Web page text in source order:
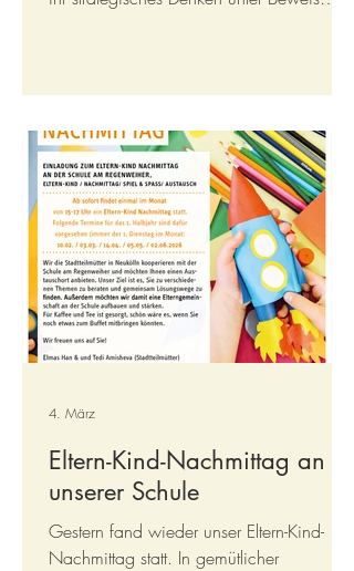
durchgeführt. Anschließend bastelten die
Kinder ein Osterkörbchen für die
Ostereiersuche am Donnerstag. Der Tag
war geprägt von Bewegung und
kreativem Arbeiten. Mittwoch: Am
Mittwoch bemalten die Kinder gemeinsam
Ost
Eltern-Kind-Nachmittag an
unserer Schule
Gestern fand wieder unser Eltern-Kind-
Nachmittag statt. In gemütlicher
4. März